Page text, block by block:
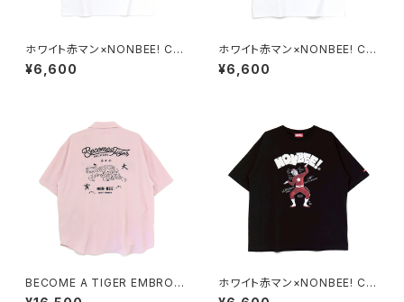
ホワイト赤マン×NONBEE! CO
LLABORATION TEE white/r
ed
¥6,600
ホワイト赤マン×NONBEE! CO
LLABORATION TEE white/b
lack
¥6,600
BECOME A TIGER EMBROI
DERED HALFSLEEVE SHIRT
ホワイト赤マン×NONBEE! CO
LLABORATION TEE black/